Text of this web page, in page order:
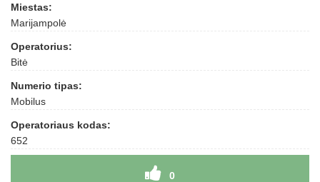
Miestas:
Marijampolė
Operatorius:
Bitė
Numerio tipas:
Mobilus
Operatoriaus kodas:
652
0